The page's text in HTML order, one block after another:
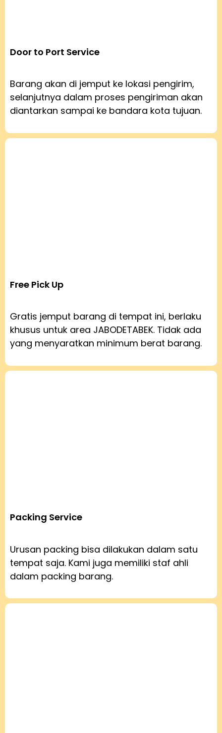
Door to Port Service
Barang akan di jemput ke lokasi pengirim,
selanjutnya dalam proses pengiriman akan
diantarkan sampai ke bandara kota tujuan.
Free Pick Up
Gratis jemput barang di tempat ini, berlaku
khusus untuk area JABODETABEK. Tidak ada
yang menyaratkan minimum berat barang.
Packing Service
Urusan packing bisa dilakukan dalam satu
tempat saja. Kami juga memiliki staf ahli
dalam packing barang.